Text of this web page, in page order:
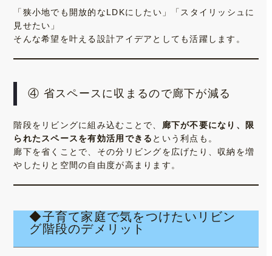
「狭小地でも開放的なLDKにしたい」「スタイリッシュに
見せたい」
そんな希望を叶える設計アイデアとしても活躍します。
④ 省スペースに収まるので廊下が減る
階段をリビングに組み込むことで、 廊下が不要になり、限
られたスペースを有効活用できる という利点も。
廊下を省くことで、その分リビングを広げたり、収納を増
やしたりと空間の自由度が高まります。
◆子育て家庭で気をつけたいリビン
グ階段のデメリット